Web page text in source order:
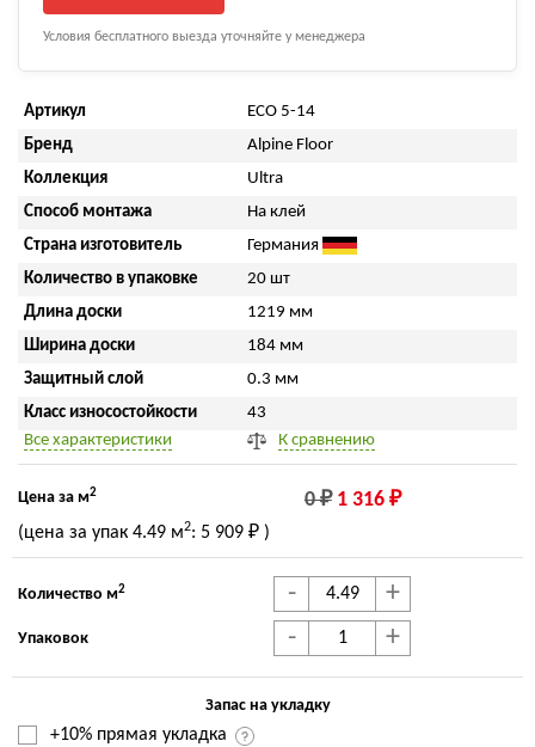
Условия бесплатного выезда уточняйте у менеджера
Артикул
ECO 5-14
Бренд
Alpine Floor
Коллекция
Ultra
Способ монтажа
На клей
Страна изготовитель
Германия
Количество в упаковке
20 шт
Длина доски
1219 мм
Ширина доски
184 мм
Защитный слой
0.3 мм
Класс износостойкости
43
Все характеристики
К сравнению
Цена за м2 0 ₽ 1 316 ₽
(цена за упак 4.49 м2: 5 909 ₽ )
Количество м2 - +
Упаковок - +
Запас на укладку
+10% прямая укладка